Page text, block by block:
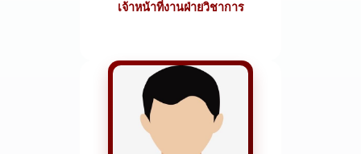
เจ้าหน้าที่งานฝ่ายวิชาการ